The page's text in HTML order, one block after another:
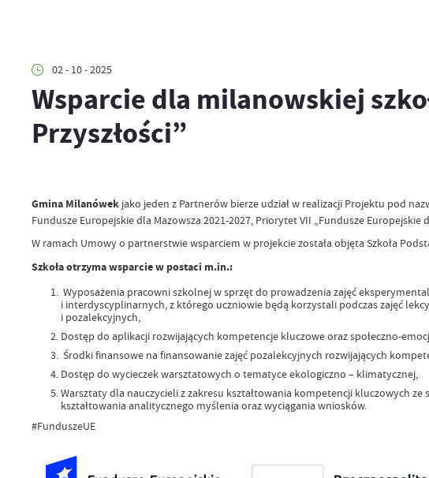
02 - 10 - 2025
Wsparcie dla milanowskiej
Przyszłości”
Gmina Milanówekjako jeden z Partnerów bierze udział w realizacji Projektu pod
Fundusze Europejskie dla Mazowsza 2021-2027, Priorytet VII „Fundusze
W ramach Umowy o partnerstwie wsparciem w projekcie została objęta Szkoła
Szkoła otrzyma wsparcie w postaci m.in.:
Wyposażenia pracowni szkolnej w sprzęt do prowadzenia zajęć
i interdyscyplinarnych, z którego uczniowie będą korzystali podczas zajęć
i pozalekcyjnych,
Dostęp do aplikacji rozwijających kompetencje kluczowe oraz społeczno-
Środki finansowe na finansowanie zajęć pozalekcyjnych rozwijających
Dostęp do wycieczek warsztatowych o tematyce ekologiczno – klimatycznej,
Warsztaty dla nauczycieli z zakresu kształtowania kompetencji kluczowych
kształtowania analitycznego myślenia oraz wyciągania wniosków.
#FunduszeUE